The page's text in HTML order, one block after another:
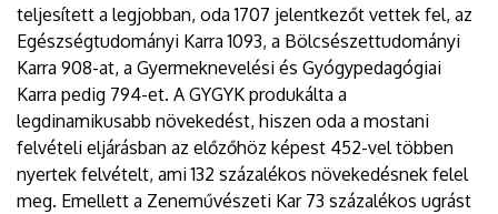
teljesített a legjobban, oda 1707 jelentkezőt vettek fel, az
Egészségtudományi Karra 1093, a Bölcsészettudományi
Karra 908-at, a Gyermeknevelési és Gyógypedagógiai
Karra pedig 794-et. A GYGYK produkálta a
legdinamikusabb növekedést, hiszen oda a mostani
felvételi eljárásban az előzőhöz képest 452-vel többen
nyertek felvételt, ami 132 százalékos növekedésnek felel
meg. Emellett a Zeneművészeti Kar 73 százalékos ugrást